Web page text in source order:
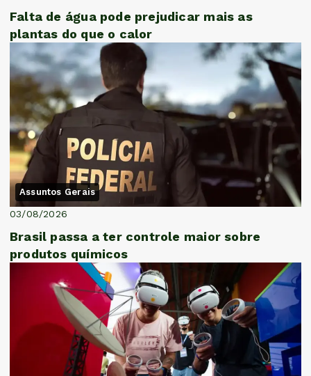
Falta de água pode prejudicar mais as
plantas do que o calor
Assuntos Gerais
03/08/2026
Brasil passa a ter controle maior sobre
produtos químicos